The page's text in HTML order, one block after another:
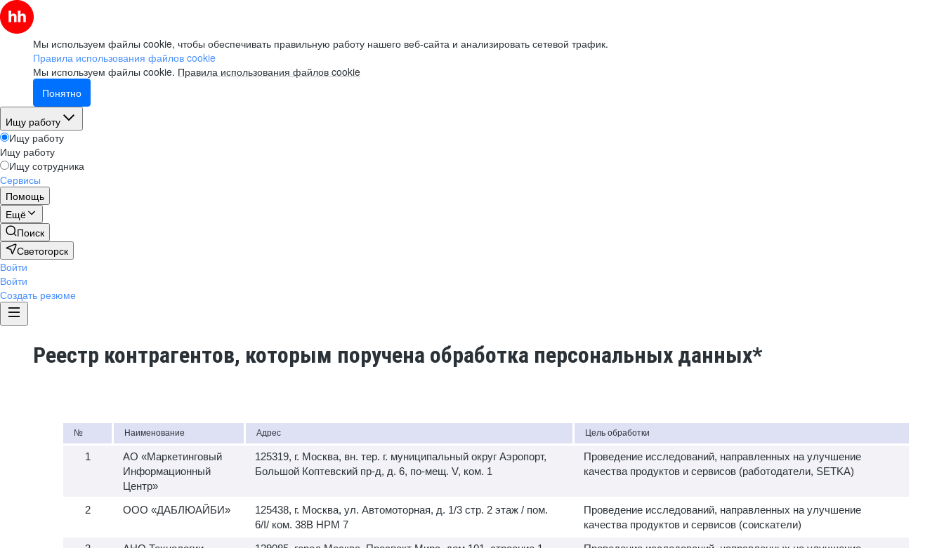
Мы используем файлы cookie, чтобы обеспечивать правильную работу нашего веб-сайта и анализировать сетевой трафик.
Правила использования файлов cookie
Мы используем файлы cookie. Правила использования файлов cookie
Понятно
Ищу работу
Ищу работу
Ищу работу
Ищу сотрудника
Сервисы
Помощь
Ещё
Поиск
Светогорск
Войти
Войти
Создать резюме
Реестр контрагентов, которым поручена обработка персональных данных*
№ Наименование Адрес Цель обработки
АО «Маркетинговый
Информационный
Центр»
125319, г. Москва, вн. тер. г. муниципальный округ Аэропорт,
Большой Коптевский пр-д, д. 6, по-мещ. V, ком. 1
Проведение исследований, направленных на улучшение
качества продуктов и сервисов (работодатели, SETKA)
ООО «ДАБЛЮАЙБИ»
125438, г. Москва, ул. Автомоторная, д. 1/3 стр. 2 этаж / пом.
6/I/ ком. 38В НРМ 7
Проведение исследований, направленных на улучшение
качества продуктов и сервисов (соискатели)